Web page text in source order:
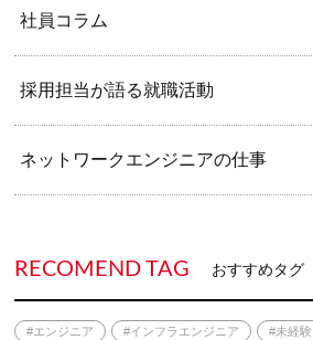
社員コラム
採用担当が語る就職活動
ネットワークエンジニアの仕事
RECOMEND TAG おすすめタグ
#エンジニア #インフラエンジニア #未経験